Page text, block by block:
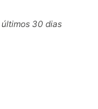
últimos 30 dias